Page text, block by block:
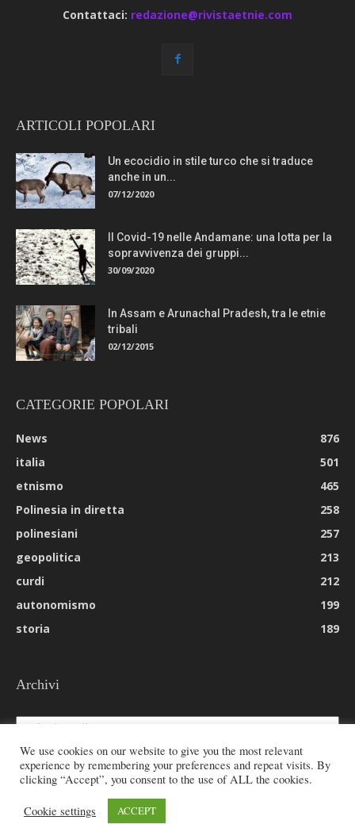
Contattaci: redazione@rivistaetnie.com
ARTICOLI POPOLARI
Un ecocidio in stile turco che si traduce
anche in un...
07/12/2020
Il Covid-19 nelle Andamane: una lotta per la
sopravvivenza dei gruppi...
30/09/2020
In Assam e Arunachal Pradesh, tra le etnie
tribali
02/12/2015
CATEGORIE POPOLARI
News
876
italia
501
etnismo
465
Polinesia in diretta
258
polinesiani
257
geopolitica
213
curdi
212
autonomismo
199
storia
189
Archivi
Archivi
© 2026 All rights reserved - Etnie -
We use cookies on our website to give you the most relevant
experience by remembering your preferences and repeat visits. By
clicking “Accept”, you consent to the use of ALL the cookies.
Cookie settings ACCEPT